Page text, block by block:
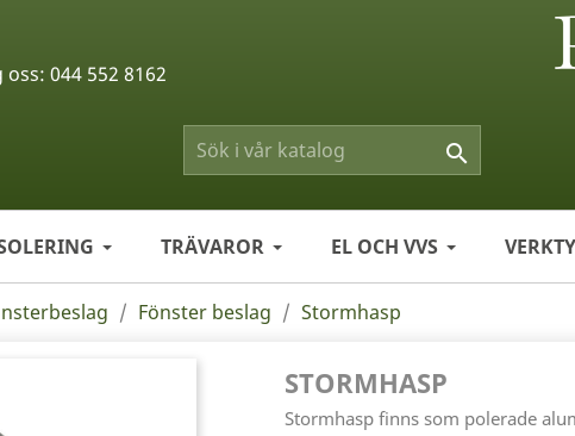

TRÄVAROR EL OCH VVS
oss: 044 552 8162
Fönster beslag Stormhasp
STORMHASP
Stormhasp finns som polerade